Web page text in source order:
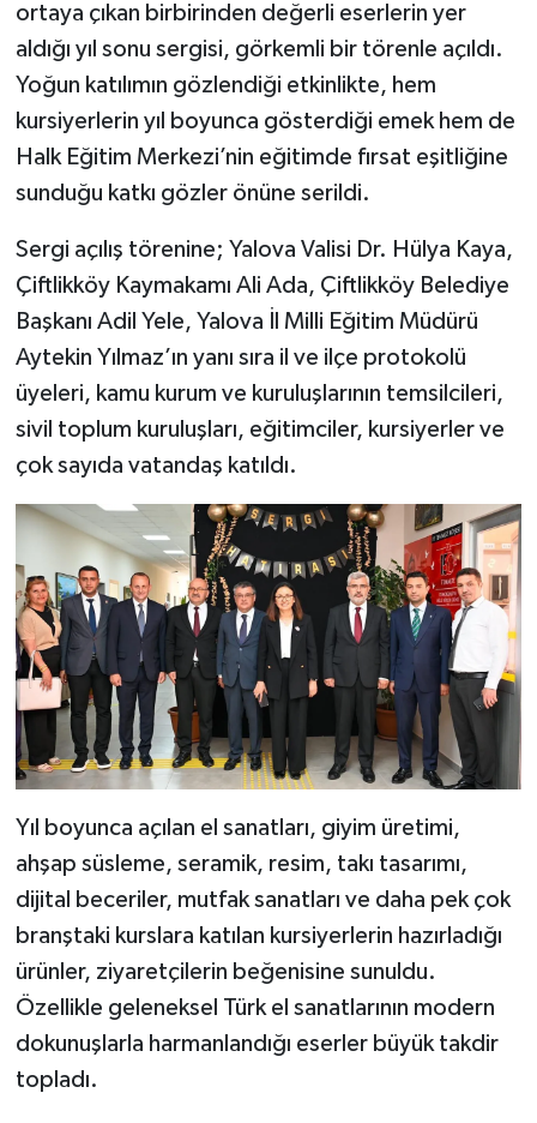
ortaya çıkan birbirinden değerli eserlerin yer
aldığı yıl sonu sergisi, görkemli bir törenle açıldı.
Yoğun katılımın gözlendiği etkinlikte, hem
kursiyerlerin yıl boyunca gösterdiği emek hem de
Halk Eğitim Merkezi’nin eğitimde fırsat eşitliğine
sunduğu katkı gözler önüne serildi.
Sergi açılış törenine; Yalova Valisi Dr. Hülya Kaya,
Çiftlikköy Kaymakamı Ali Ada, Çiftlikköy Belediye
Başkanı Adil Yele, Yalova İl Milli Eğitim Müdürü
Aytekin Yılmaz’ın yanı sıra il ve ilçe protokolü
üyeleri, kamu kurum ve kuruluşlarının temsilcileri,
sivil toplum kuruluşları, eğitimciler, kursiyerler ve
çok sayıda vatandaş katıldı.
Yıl boyunca açılan el sanatları, giyim üretimi,
ahşap süsleme, seramik, resim, takı tasarımı,
dijital beceriler, mutfak sanatları ve daha pek çok
branştaki kurslara katılan kursiyerlerin hazırladığı
ürünler, ziyaretçilerin beğenisine sunuldu.
Özellikle geleneksel Türk el sanatlarının modern
dokunuşlarla harmanlandığı eserler büyük takdir
topladı.